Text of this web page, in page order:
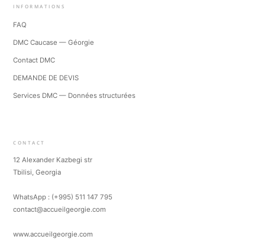
INFORMATIONS
FAQ
DMC Caucase — Géorgie
Contact DMC
DEMANDE DE DEVIS
Services DMC — Données structurées
CONTACT
12 Alexander Kazbegi str
Tbilisi, Georgia
WhatsApp : (+995) 511 147 795
contact@accueilgeorgie.com
www.accueilgeorgie.com